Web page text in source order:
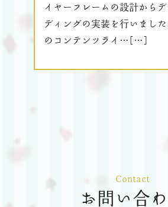
イヤーフレームの設計から
ディングの実装を行いまし
のコンテンツライ…[…]
Contact
お問い合